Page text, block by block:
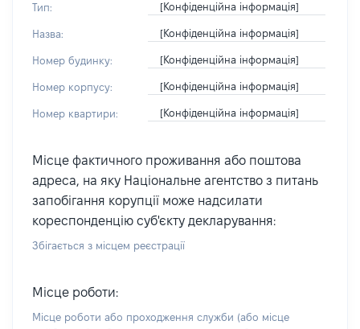
Тип: [Конфіденційна інформація]
Назва: [Конфіденційна інформація]
Номер будинку: [Конфіденційна інформація]
Номер корпусу: [Конфіденційна інформація]
Номер квартири: [Конфіденційна інформація]
Місце фактичного проживання або поштова
адреса, на яку Національне агентство з питань
запобігання корупції може надсилати
кореспонденцію суб'єкту декларування:
Збігається з місцем реєстрації
Місце роботи:
Місце роботи або проходження служби (або місце